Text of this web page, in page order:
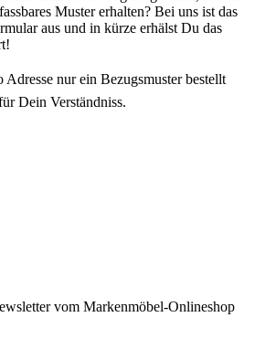
Muster erhalten? Bei uns ist das
aus und in kürze erhälst Du das
Adresse nur ein Bezugsmuster bestellt
Dein Verständniss.
vom Markenmöbel-Onlineshop